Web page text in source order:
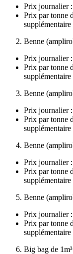
Prix journalier :
Prix par tonne
Benne
Prix journalier :
Prix par tonne
Benne
Prix journalier :
Prix par tonne
Benne
Prix journalier :
Prix par tonne
Benne
Prix journalier :
Prix par tonne
Big bag de